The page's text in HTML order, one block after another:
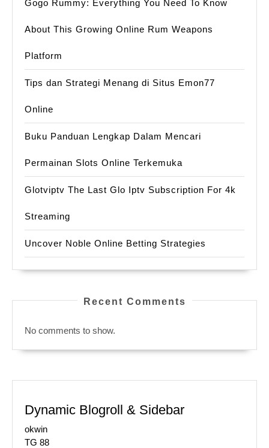
Gogo Rummy: Everything You Need To Know
About This Growing Online Rum Weapons
Platform
Tips dan Strategi Menang di Situs Emon77
Online
Buku Panduan Lengkap Dalam Mencari
Permainan Slots Online Terkemuka
Glotviptv The Last Glo Iptv Subscription For 4k
Streaming
Uncover Noble Online Betting Strategies
Recent Comments
No comments to show.
Dynamic Blogroll & Sidebar
okwin
TG 88